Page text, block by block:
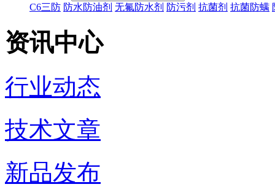
C6三防 防水防油剂 无氟防水剂 防污剂 抗菌剂 抗菌防螨
资讯中心
行业动态
技术文章
新品发布